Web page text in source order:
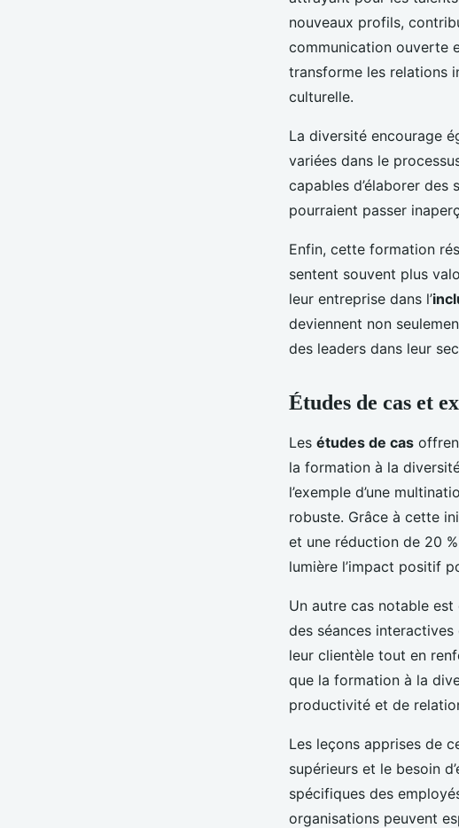
nouveaux profils,
communication ouverte
transforme les relations
culturelle.
La diversité encourage
variées dans le
capables d’élaborer
pourraient passer
Enfin, cette formation
sentent souvent plus
leur entreprise dans l’
deviennent non
des leaders dans leur
Études de cas et
Les études de cas
la formation à la
l’exemple d’une
robuste. Grâce à cette
et une réduction de 20
lumière l’impact positif
Un autre cas notable est
des séances
leur clientèle tout en
que la formation à la
productivité et de
Les leçons apprises de
supérieurs et le besoin
spécifiques des
organisations peuvent